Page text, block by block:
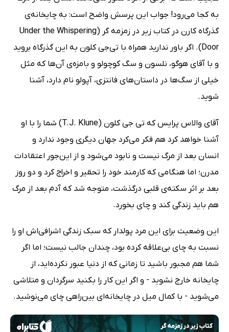
به کجا می‌رود! جواب این پرسش واضح است: به چایخانه‌ی
گذرگاه کارن در کتاب زیر در زمزمه گر (Under the Whispering
Door). اگر باور ندارید همراه با تی‌جی کلون به این گذرگاه بروید
و با آقای هوگو، نلسون و سگ کوچولو و بامزه‌ی آن‌ها که مثل
خیلی از سگ‌ها در داستان‌های فانتزی، آپولو نام دارد، آشنا
شوید.
آقای والاس پرایس که تی جی کلون (T.J. Klune) شما را با او
آشنا خواهد کرد هم فکر می‌کرد جهان دیگری وجود ندارد و
انسان بعد از مرگ نیست و نابود می‌شود و از این‌جور اعتقادات
مدرن؛ اما هنگامی که کارمند خود را تحقیر و اخراج کرد و دو روز
بعد بر اثر سکته‌ی قلبی درگذشت، متوجه شد که آدم بعد از مرگ
هم باید زندگی کند و چای بخورد.
این وضعیت برای این مرد پولدار که سبک زندگی اشرافی‌اش او را
نسبت به چای بی‌علاقه کرده بود، چندان جالب نیست؛ اما اگر
شما هم مجبور باشید تا زمانی که از دنیا عبور نکرده‌اید، از
چایخانه خارج نشوید - و اگر این کار را بکنید سرگردان و متلاشی
می‌شوید - با کمال میل در چایخانه‌ای بین‌راهی چای می‌نوشید.